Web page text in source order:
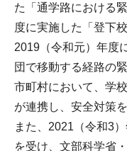
た「通学路における
度に実施した「登下
2019（令和元）年度
団で移動する経路の
市町村において、学
が連携し、安全対策
また、2021（令和3
を受け、文部科学省